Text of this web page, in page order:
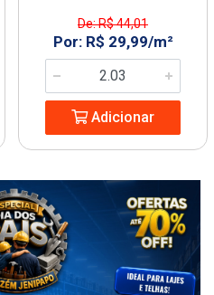
De: R$ 44,01
Por: R$ 29,99/m²
Adicionar